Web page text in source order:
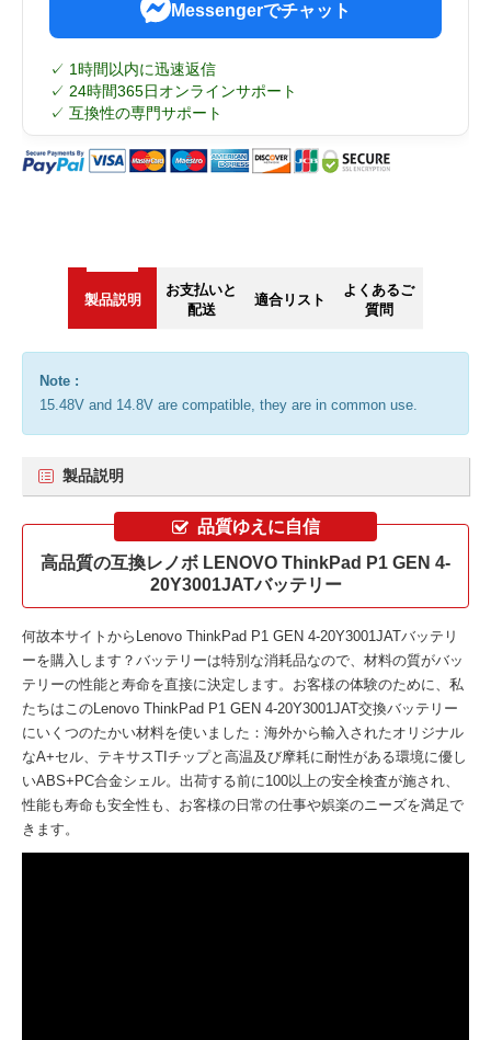
Messengerでチャット
✓ 1時間以内に迅速返信
✓ 24時間365日オンラインサポート
✓ 互換性の専門サポート
製品説明
お支払いと
配送
適合リスト
よくあるご
質問
Note :
15.48V and 14.8V are compatible, they are in common use.
製品説明
品質ゆえに自信
高品質の互換レノボ LENOVO ThinkPad P1 GEN 4-
20Y3001JATバッテリー
何故本サイトから Lenovo ThinkPad P1 GEN 4-20Y3001JATバッテリ
ーを購入します？バッテリーは特別な消耗品なので、材料の質がバッ
テリーの性能と寿命を直接に決定します。お客様の体験のために、私
たちはこのLenovo ThinkPad P1 GEN 4-20Y3001JAT交換バッテリー
にいくつのたかい材料を使いました：海外から輸入されたオリジナル
なA+セル、テキサスTIチップと高温及び摩耗に耐性がある環境に優し
いABS+PC合金シェル。出荷する前に100以上の安全検査が施され、
性能も寿命も安全性も、お客様の日常の仕事や娯楽のニーズを満足で
きます。